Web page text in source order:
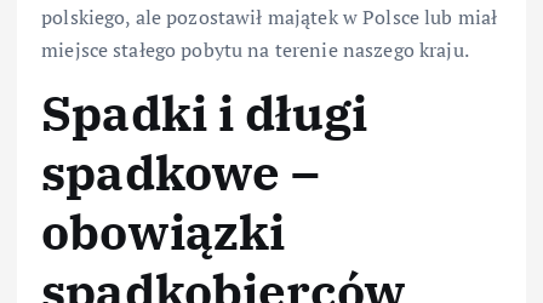
polskiego, ale pozostawił majątek w Polsce lub miał
miejsce stałego pobytu na terenie naszego kraju.
Spadki i długi
spadkowe –
obowiązki